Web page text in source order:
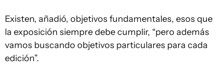
Existen, añadió, objetivos fundamentales, esos que
la exposición siempre debe cumplir, “pero además
vamos buscando objetivos particulares para cada
edición”.